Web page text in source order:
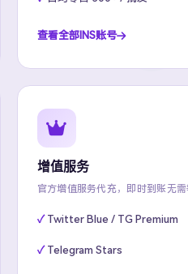
查看全部INS账号
增值服务
官方增值服务代充，即时到账无需
Twitter Blue / TG Premium
Telegram Stars